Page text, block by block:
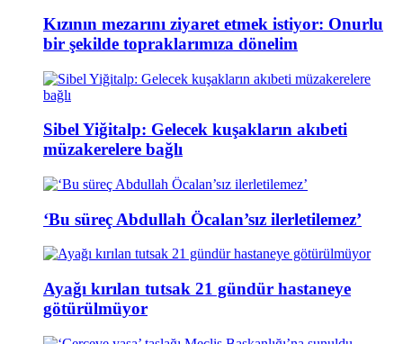
Kızının mezarını ziyaret etmek istiyor: Onurlu
bir şekilde topraklarımıza dönelim
Sibel Yiğitalp: Gelecek kuşakların akıbeti
müzakerelere bağlı
‘Bu süreç Abdullah Öcalan’sız ilerletilemez’
Ayağı kırılan tutsak 21 gündür hastaneye
götürülmüyor